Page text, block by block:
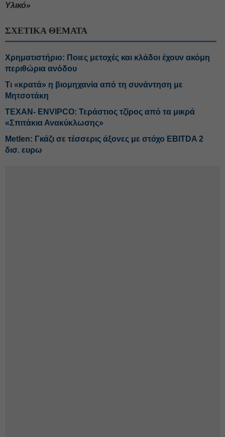
Υλικό»
ΣΧΕΤΙΚΑ ΘΕΜΑΤΑ
Χρηματιστήριο: Ποιες μετοχές και κλάδοι έχουν ακόμη
περιθώρια ανόδου
Τι «κρατά» η βιομηχανία από τη συνάντηση με
Μητσοτάκη
ΤΕΧΑΝ- ENVIPCO: Τεράστιος τζίρος από τα μικρά
«Σπιτάκια Ανακύκλωσης»
Metlen: Γκάζι σε τέσσερις άξονες με στόχο EBITDA 2
δισ. ευρω